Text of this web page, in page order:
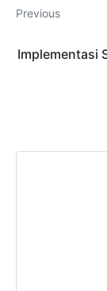
Previous
Implementasi